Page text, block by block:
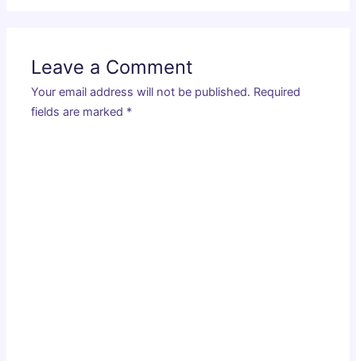
Leave a Comment
Your email address will not be published. Required
fields are marked *